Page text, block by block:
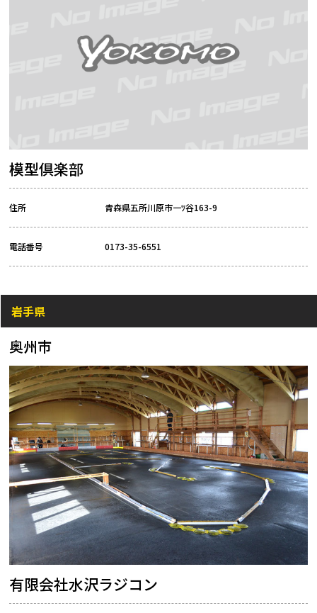
模型倶楽部
住所 青森県五所川原市一ﾂ谷163-9
電話番号 0173-35-6551
岩手県
奥州市
有限会社水沢ラジコン